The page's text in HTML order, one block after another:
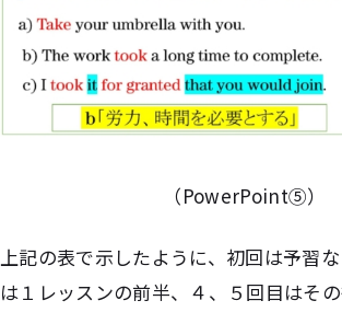
（PowerPoint⑤）
上記の表で示したように、初回は予習
は１レッスンの前半、４、５回目はそ